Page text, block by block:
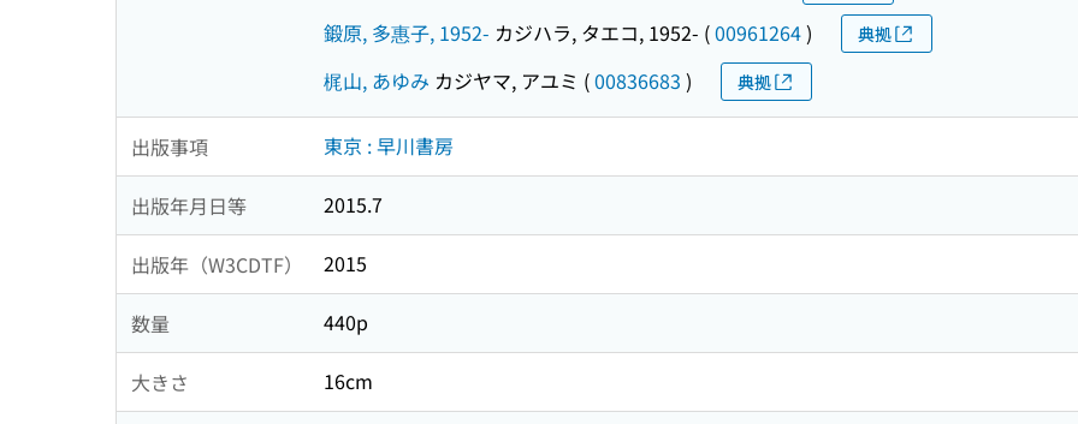
鍛原, 多惠子, 1952- カジハラ, タエコ, 1952- (00961264) 典拠
梶山, あゆみ カジヤマ, アユミ (00836683 ) 典拠
出版事項 東京 : 早川書房
出版年月日等 2015.7
出版年（W3CDTF） 2015
数量 440p
大きさ 16cm